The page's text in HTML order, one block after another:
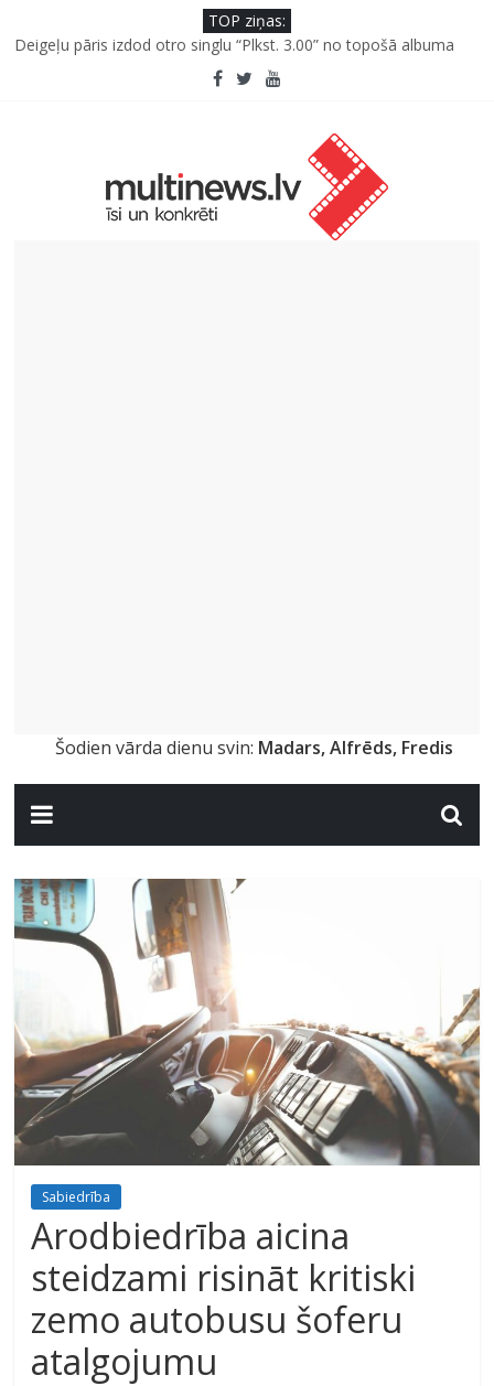
TOP ziņas:
Deigeļu pāris izdod otro singlu “Plkst. 3.00” no topošā albuma
Pēc peldes sāp auss vai kakls? Biežākās kļūdas vasarā un kā no
Ko kaķa deguns var un nevar pastāstīt par viņa veselību?
“Virši” neto peļņa pirmajā pusgadā sasniedz 4,2 miljonus eiro
Šodien vārda dienu svin: Madars, Alfrēds, Fredis
Sabiedrība
Arodbiedrība aicina
steidzami risināt kritiski
zemo autobusu šoferu
atalgojumu